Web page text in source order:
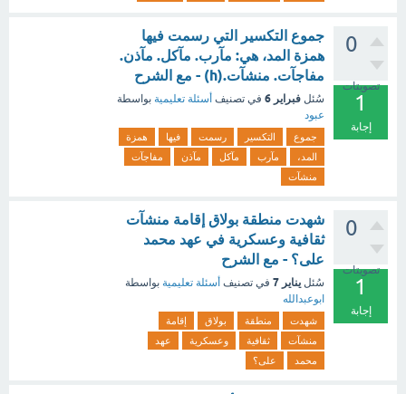
0
تصويتات
1
إجابة
جموع التكسير التي رسمت فيها
همزة المد، هي: مآرب. مآكل. مآذن.
مفاجآت. منشآت.(h) - مع الشرح
سُئل فبراير 6 في تصنيف أسئلة تعليمية بواسطة
عبود
جموع التكسير رسمت فيها
همزة
المد،
مآرب مآكل مآذن
مفاجآت
منشآت
0
تصويتات
1
إجابة
شهدت منطقة بولاق إقامة منشآت
ثقافية وعسكرية في عهد محمد
على؟ - مع الشرح
سُئل يناير 7 في تصنيف أسئلة تعليمية بواسطة
ابوعبدالله
شهدت منطقة بولاق
إقامة
منشآت
ثقافية وعسكرية
عهد
محمد
على؟